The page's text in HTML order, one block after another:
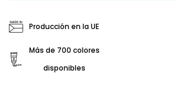
Producción en la UE
Más de 700 colores
disponibles